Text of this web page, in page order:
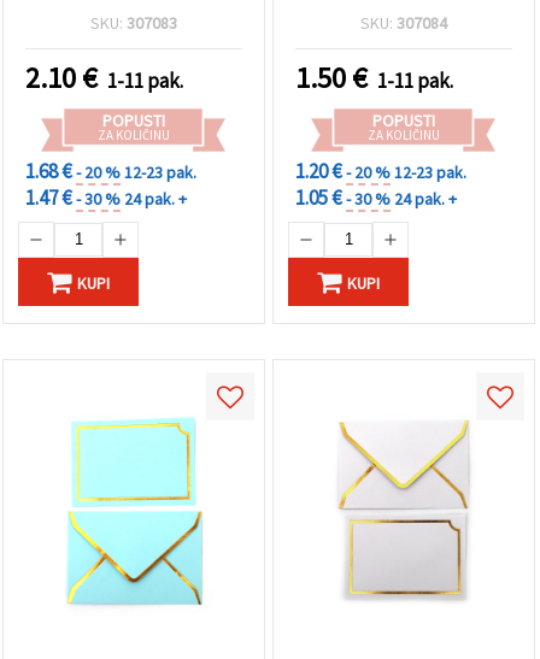
SKU: 307083
2.10€ 1-11 pak.
POPUSTI
ZA KOLIČINU
1.68 €- 20 %12-23 pak.
1.47 €- 30 % 24 pak. +
KUPI
SKU: 307084
1.50€ 1-11 pak.
POPUSTI
ZA KOLIČINU
1.20 €- 20 %12-23 pak.
1.05 €- 30 % 24 pak. +
KUPI